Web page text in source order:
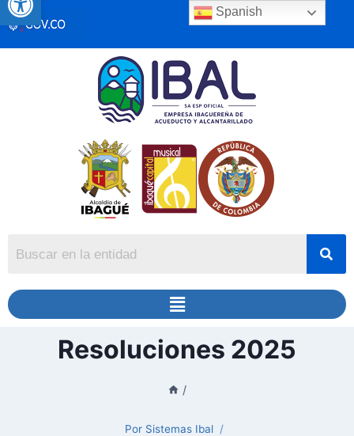
Resoluciones 2025
/
Por Sistemas Ibal
Spanish